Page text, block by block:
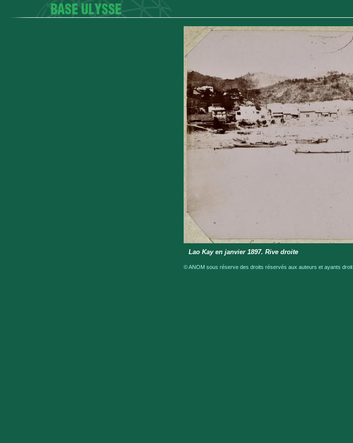
Lao Kay en janvier 1897. Rive droite
© ANOM sous réserve des droits réservés aux auteurs et ayants droit